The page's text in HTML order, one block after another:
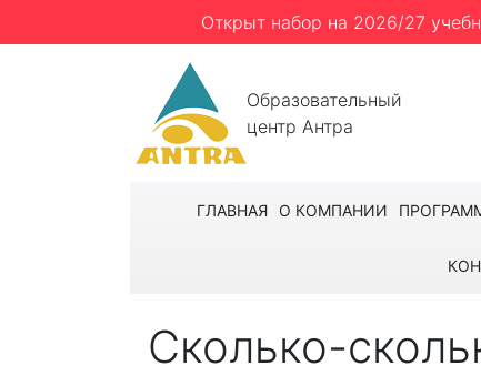
Открыт набор на 2026/27
Образовательный
центр Антра
ГЛАВНАЯ О КОМПАНИИ
Сколько-